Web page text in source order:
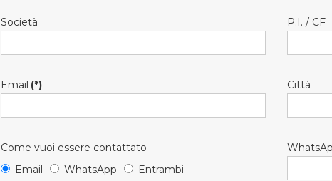
Società P.I. / CF
Email (*) Città
Come vuoi essere contattato
Email
WhatsApp Entrambi